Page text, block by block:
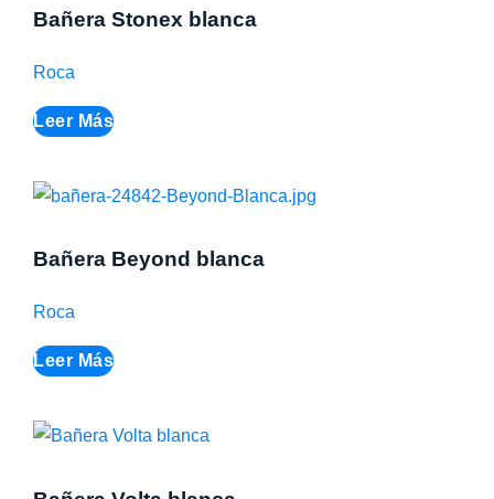
Bañera Stonex blanca
Roca
Leer Más
Bañera Beyond blanca
Roca
Leer Más